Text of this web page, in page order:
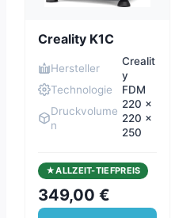
Creality K1C
Hersteller
Crealit
y
Technologie
FDM
Druckvolume
n
220 x
220 x
250
ALLZEIT-TIEFPREIS
349,00 €